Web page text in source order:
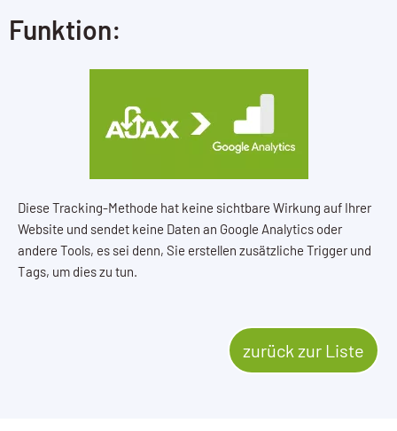
Funktion:
Diese Tracking-Methode hat keine sichtbare Wirkung auf Ihrer
Website und sendet keine Daten an Google Analytics oder
andere Tools, es sei denn, Sie erstellen zusätzliche Trigger und
Tags, um dies zu tun.
zurück zur Liste